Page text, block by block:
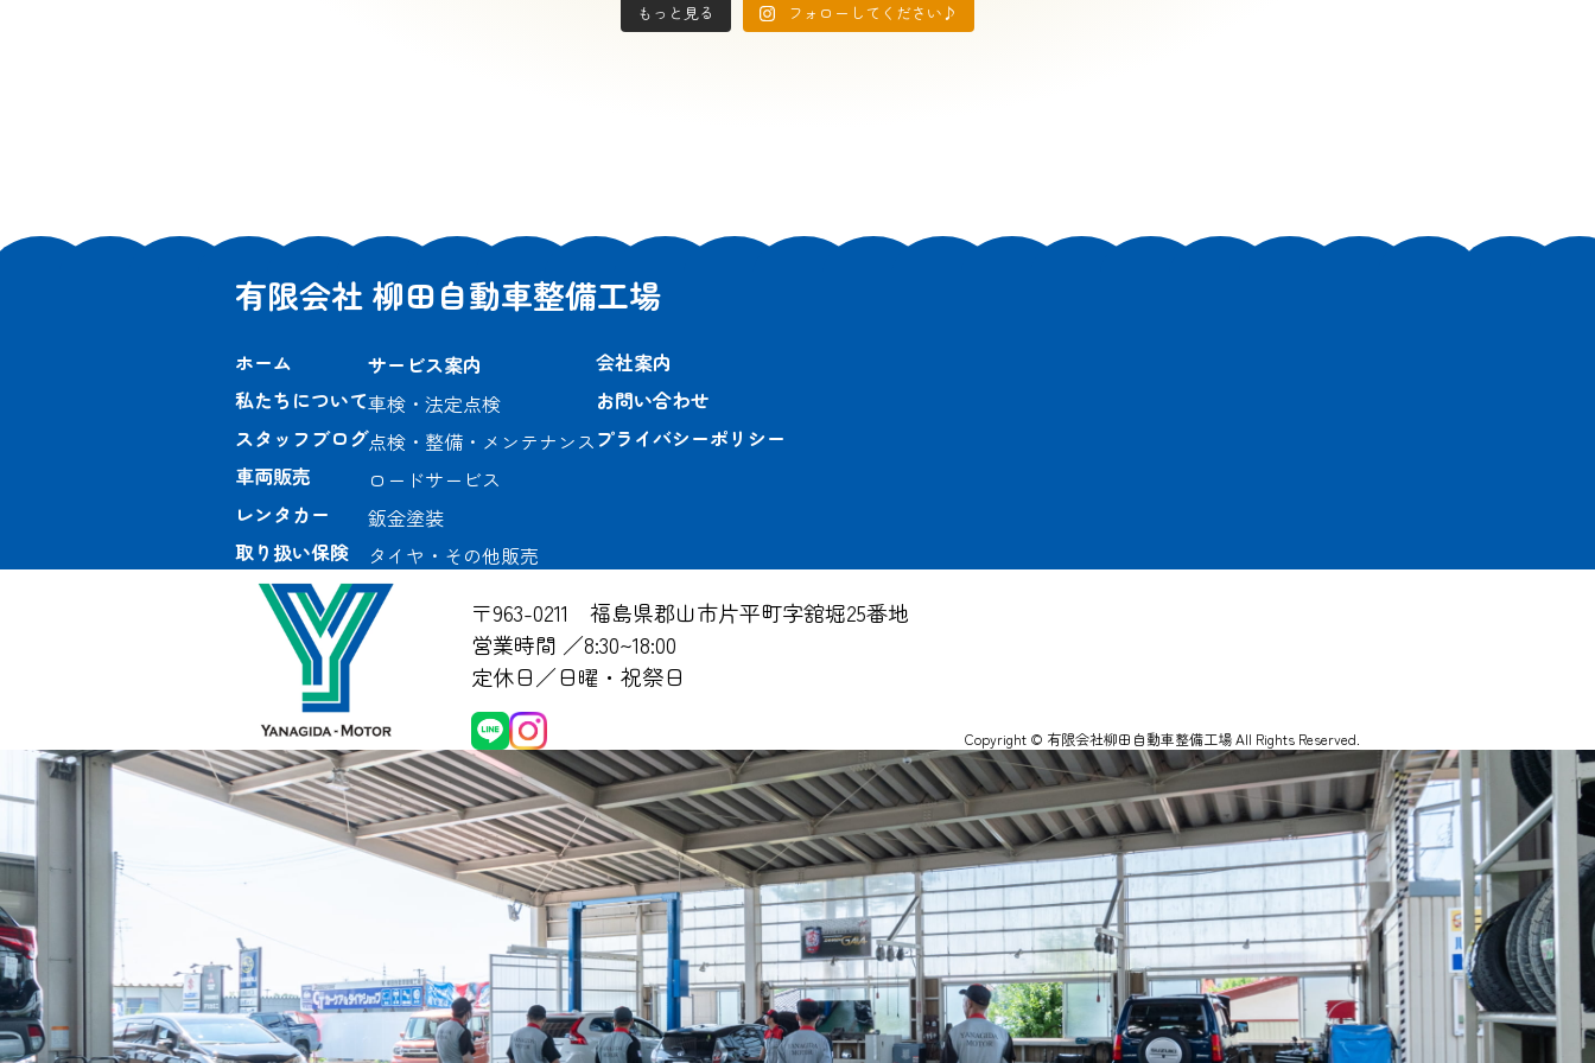
もっと見る フォローしてください♪
有限会社 柳田自動車整備工場
ホーム
私たちについて
スタッフブログ
車両販売
レンタカー
取り扱い保険
サービス案内
車検・法定点検
点検・整備・メンテナンス
ロードサービス
鈑金塗装
タイヤ・その他販売
会社案内
お問い合わせ
プライバシーポリシー
〒963-0211 福島県郡山市片平町字舘堀25番地
営業時間 ／8:30~18:00
定休日／日曜・祝祭日
Copyright © 有限会社柳田自動車整備工場 All Rights Reserved.